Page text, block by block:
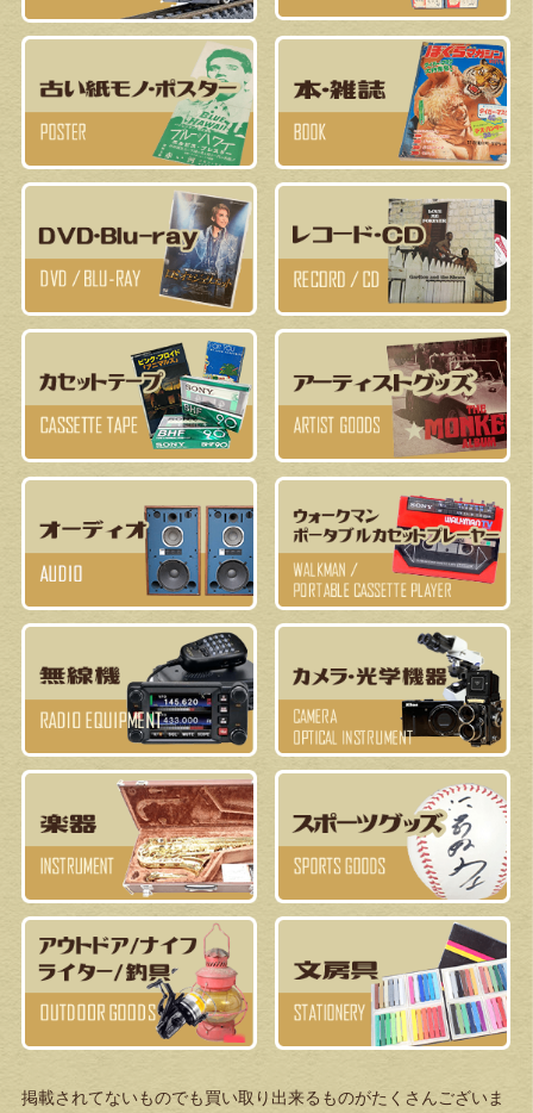
掲載されてないものでも買い取り出来るものがたくさんございま